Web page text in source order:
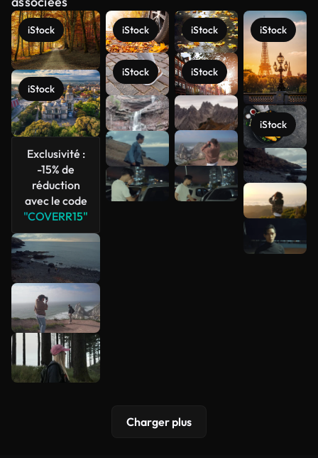
iStock
iStock
Exclusivité :
-15% de
réduction
avec le code
"COVERR15"
iStock
iStock
iStock
iStock
iStock
iStock
Voir plus
Charger plus